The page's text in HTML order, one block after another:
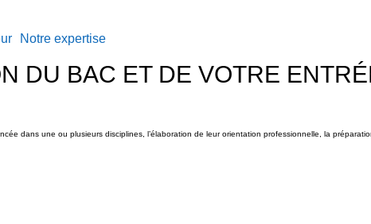
Notre expertise
DU BAC ET DE VOTRE
dans une ou plusieurs disciplines, l’élaboration de leur orientation professionnelle, la